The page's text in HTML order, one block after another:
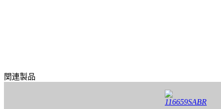
関連製品
116659SABR